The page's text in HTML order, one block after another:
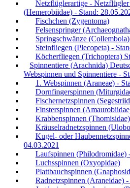
Netzflüglerartige -
(Hemerobiidae) - Stand:
Fischchen (Zygentoma)
Felsenspringer
Springschwänze
Steinfliegen (Plecopeta) -
Köcherfliegen (Trichoptera)
Spinnentiere (Arachnida)
Webspinnen und Spinnentiere -
1. Webspinnen (Araneae) -
Dornfingerspinnen
Fischernetzspinnen
Finsterspinnen
Krabbenspinnen
Kräuselradnetzspinnen
Kugel- oder
04.03.2021
Laufspinnen (Philodromidae)
Luchsspinnen (Oxyopidae)
Plattbauchspinnen
Radnetzspinnen (Araneidae)